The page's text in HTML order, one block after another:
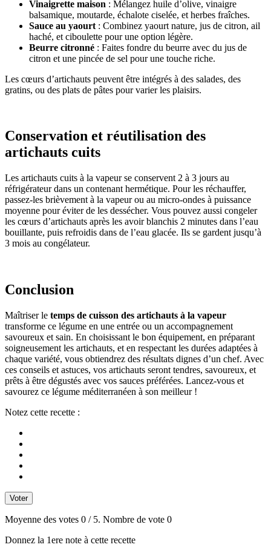
Vinaigrette maison : Mélangez huile d’olive, vinaigre
balsamique, moutarde, échalote ciselée, et herbes fraîches.
Sauce au yaourt : Combinez yaourt nature, jus de citron, ail
haché, et ciboulette pour une option légère.
Beurre citronné : Faites fondre du beurre avec du jus de
citron et une pincée de sel pour une touche riche.
Les cœurs d’artichauts peuvent être intégrés à des salades, des
gratins, ou des plats de pâtes pour varier les plaisirs.
Conservation et réutilisation des
artichauts cuits
Les artichauts cuits à la vapeur se conservent 2 à 3 jours au
réfrigérateur dans un contenant hermétique. Pour les réchauffer,
passez-les brièvement à la vapeur ou au micro-ondes à puissance
moyenne pour éviter de les dessécher. Vous pouvez aussi congeler
les cœurs d’artichauts après les avoir blanchis 2 minutes dans l’eau
bouillante, puis refroidis dans de l’eau glacée. Ils se gardent jusqu’à
3 mois au congélateur.
Conclusion
Maîtriser le temps de cuisson des artichauts à la vapeur
transforme ce légume en une entrée ou un accompagnement
savoureux et sain. En choisissant le bon équipement, en préparant
soigneusement les artichauts, et en respectant les durées adaptées à
chaque variété, vous obtiendrez des résultats dignes d’un chef. Avec
ces conseils et astuces, vos artichauts seront tendres, savoureux, et
prêts à être dégustés avec vos sauces préférées. Lancez-vous et
savourez ce légume méditerranéen à son meilleur !
Notez cette recette :
Voter
Moyenne des votes 0 / 5. Nombre de vote 0
Donnez la 1ere note à cette recette